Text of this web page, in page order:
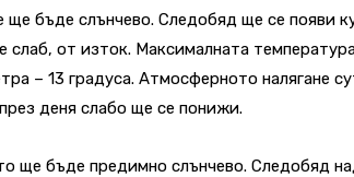
ще бъде слънчево. Следобяд ще се появи
слаб, от изток. Максималната
– 13 градуса. Атмосферното налягане
деня слабо ще се понижи.
ще бъде предимно слънчево. Следобяд